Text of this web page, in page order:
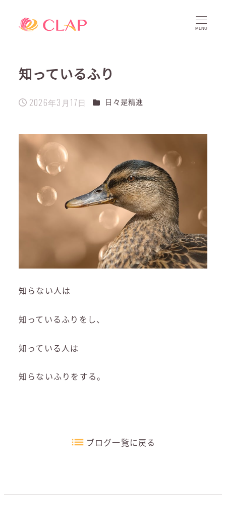
MENU
知っているふり
投稿日
2026年3月17日 カテゴリー
日々是精進
知らない人は
知っているふりをし、
知っている人は
知らないふりをする。
ブログ一覧に戻る